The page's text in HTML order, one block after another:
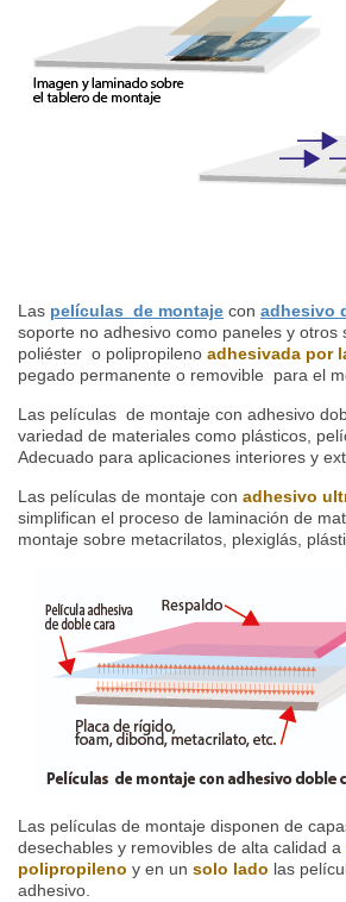
Las películas de montaje con adhesivo
soporte no adhesivo como paneles y
poliéster o polipropileno adhesivada por
pegado permanente o removible para el
Las películas de montaje con adhesivo
variedad de materiales como plásticos,
Adecuado para aplicaciones interiores y
Las películas de montaje con adhesivo
simplifican el proceso de laminación de
montaje sobre metacrilatos, plexiglás,
Las películas de montaje disponen de
desechables y removibles de alta calidad a
polipropileno y en un solo lado las
adhesivo.